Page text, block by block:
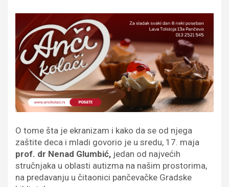
O tome šta je ekranizam i kako da se od njega
zaštite deca i mladi govorio je u sredu, 17. maja
prof. dr Nenad Glumbić, jedan od najvećih
stručnjaka u oblasti autizma na našim prostorima,
na predavanju u čitaonici pančevačke Gradske